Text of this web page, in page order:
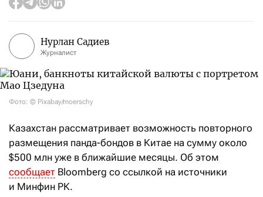
Нурлан Садиев
Журналист
Фото: © Pixabay/moerschy
Казахстан рассматривает возможность повторного
размещения панда-бондов в Китае на сумму около
$500 млн уже в ближайшие месяцы. Об этом
сообщает Bloomberg со ссылкой на источники
и Минфин РК.